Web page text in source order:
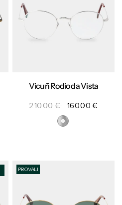
Vicuñ Rodio da Vista
210.00 € 160.00 €
PROVALI